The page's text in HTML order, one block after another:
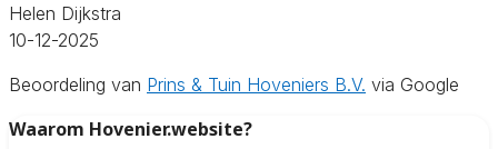
Helen Dijkstra
10-12-2025
Beoordeling van Prins & Tuin Hoveniers B.V. via Google
Waarom Hovenier.website?